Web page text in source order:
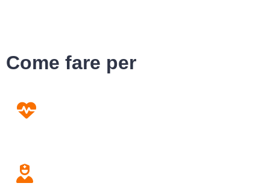
Come fare per